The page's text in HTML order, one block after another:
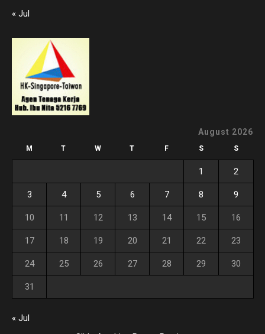
« Jul
August 2026
M T W T F S S
1 2
3 4 5 6 7 8 9
10 11 12 13 14 15 16
17 18 19 20 21 22 23
24 25 26 27 28 29 30
31
« Jul